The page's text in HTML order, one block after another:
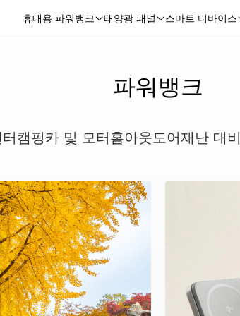
휴대용 파워뱅크 태양광 패널 스마트 디바이스
파워뱅크
캠핑카 및 모터홈아웃도어재난 대비